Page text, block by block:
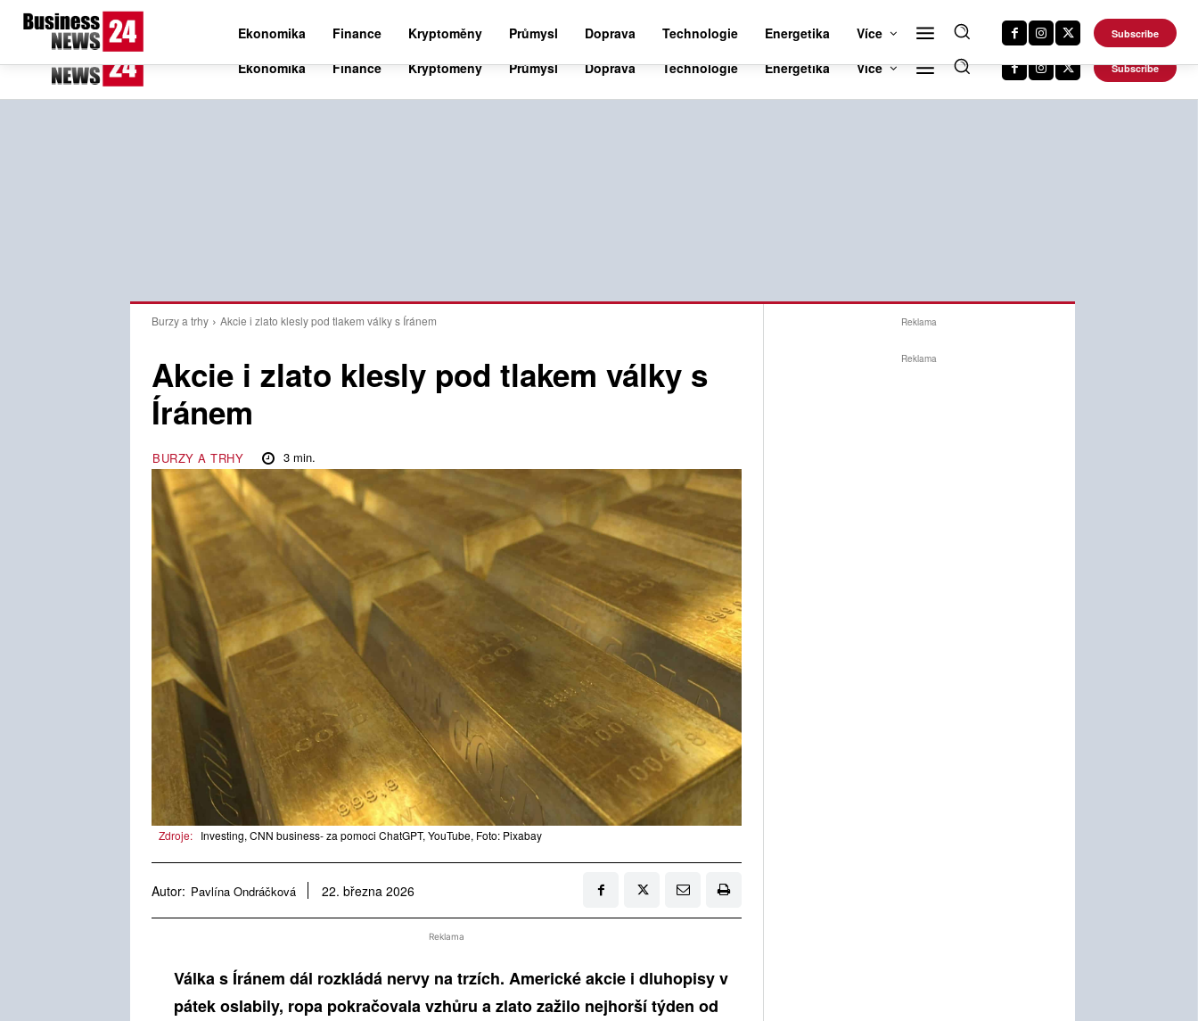
19.6 Czech
Pátek 7. srpna 2026 DALŠÍ WEBY
Ekonomika Finance Kryptoměny Průmysl Doprava Technologie Energetika Více Subscribe
Burzy a trhy Akcie i zlato klesly pod tlakem války s Íránem
Akcie i zlato klesly pod tlakem války s
Íránem
BURZY A TRHY 3 min.
Zdroje: Investing, CNN business- za pomoci ChatGPT, YouTube, Foto: Pixabay
Autor: Pavlína Ondráčková 22. března 2026
Reklama
Válka s Íránem dál rozkládá nervy na trzích. Americké akcie i dluhopisy v
pátek oslabily, ropa pokračovala vzhůru a zlato zažilo nejhorší týden od
Reklama
Reklama